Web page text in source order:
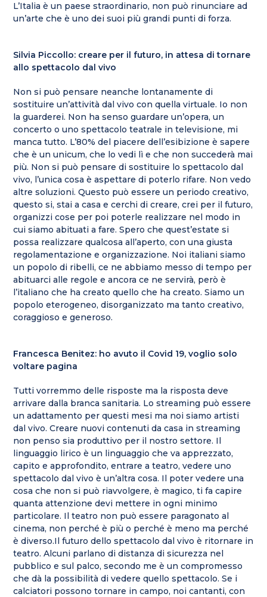
L’Italia è un paese straordinario, non può rinunciare ad
un’arte che è uno dei suoi più grandi punti di forza.
Silvia Piccollo: creare per il futuro, in attesa di tornare
allo spettacolo dal vivo
Non si può pensare neanche lontanamente di
sostituire un’attività dal vivo con quella virtuale. Io non
la guarderei. Non ha senso guardare un’opera, un
concerto o uno spettacolo teatrale in televisione, mi
manca tutto. L’80% del piacere dell’esibizione è sapere
che è un unicum, che lo vedi lì e che non succederà mai
più. Non si può pensare di sostituire lo spettacolo dal
vivo, l’unica cosa è aspettare di poterlo rifare. Non vedo
altre soluzioni. Questo può essere un periodo creativo,
questo si, stai a casa e cerchi di creare, crei per il futuro,
organizzi cose per poi poterle realizzare nel modo in
cui siamo abituati a fare. Spero che quest’estate si
possa realizzare qualcosa all’aperto, con una giusta
regolamentazione e organizzazione. Noi italiani siamo
un popolo di ribelli, ce ne abbiamo messo di tempo per
abituarci alle regole e ancora ce ne servirà, però è
l’italiano che ha creato quello che ha creato. Siamo un
popolo eterogeneo, disorganizzato ma tanto creativo,
coraggioso e generoso.
Francesca Benitez: ho avuto il Covid 19, voglio solo
voltare pagina
Tutti vorremmo delle risposte ma la risposta deve
arrivare dalla branca sanitaria. Lo streaming può essere
un adattamento per questi mesi ma noi siamo artisti
dal vivo. Creare nuovi contenuti da casa in streaming
non penso sia produttivo per il nostro settore. Il
linguaggio lirico è un linguaggio che va apprezzato,
capito e approfondito, entrare a teatro, vedere uno
spettacolo dal vivo è un’altra cosa. Il poter vedere una
cosa che non si può riavvolgere, è magico, ti fa capire
quanta attenzione devi mettere in ogni minimo
particolare. Il teatro non può essere paragonato al
cinema, non perché è più o perché è meno ma perché
è diverso.Il futuro dello spettacolo dal vivo è ritornare in
teatro. Alcuni parlano di distanza di sicurezza nel
pubblico e sul palco, secondo me è un compromesso
che dà la possibilità di vedere quello spettacolo. Se i
calciatori possono tornare in campo, noi cantanti, con